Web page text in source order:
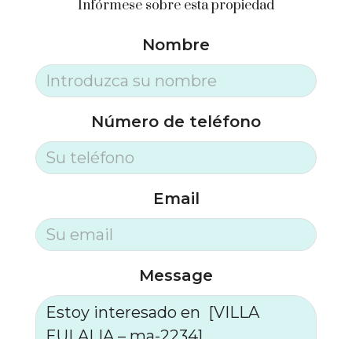
Infórmese sobre esta propiedad
Nombre
Número de teléfono
Email
Message